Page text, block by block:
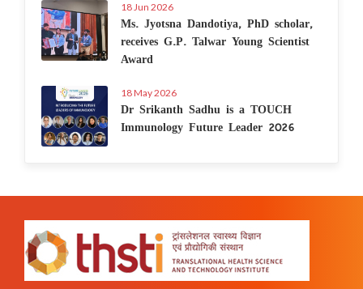
18 Jun 2026
Ms. Jyotsna Dandotiya, PhD scholar,
receives G.P. Talwar Young Scientist
Award
18 May 2026
Dr Srikanth Sadhu is a TOUCH
Immunology Future Leader 2026